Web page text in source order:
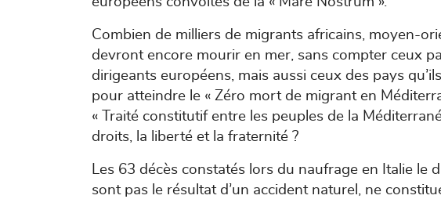
Combien de milliers de migrants africains, moyen-
devront encore mourir en mer, sans compter ceux
dirigeants européens, mais aussi ceux des pays
pour atteindre le « Zéro mort de migrant en
« Traité constitutif entre les peuples de la
droits, la liberté et la fraternité ?
Les 63 décès constatés lors du naufrage en Italie le
sont pas le résultat d’un accident naturel, ne